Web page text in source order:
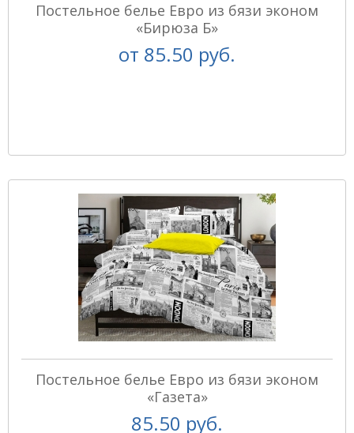
Постельное белье Евро из бязи эконом
«Бирюза Б»
от 85.50 руб.
Постельное белье Евро из бязи эконом
«Газета»
85.50 руб.